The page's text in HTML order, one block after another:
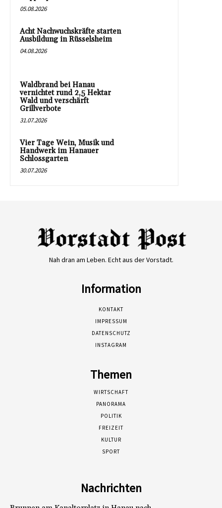
05.08.2026
Acht Nachwuchskräfte starten
Ausbildung in Rüsselsheim
04.08.2026
Waldbrand bei Hanau
vernichtet rund 2,5 Hektar
Wald und verschärft
Grillverbote
31.07.2026
Vier Tage Wein, Musik und
Handwerk im Hanauer
Schlossgarten
30.07.2026
Nah dran am Leben. Echt aus der Vorstadt.
Information
KONTAKT
IMPRESSUM
DATENSCHUTZ
INSTAGRAM
Themen
WIRTSCHAFT
PANORAMA
POLITIK
FREIZEIT
KULTUR
SPORT
Nachrichten